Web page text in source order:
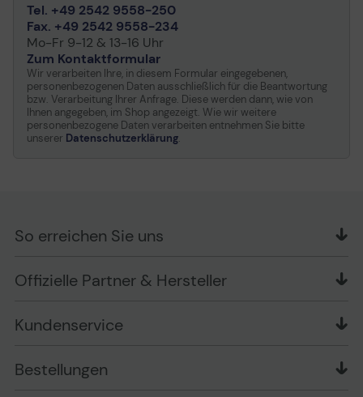
Tel. +49 2542 9558-250
Fax. +49 2542 9558-234
Mo-Fr 9-12 & 13-16 Uhr
Zum Kontaktformular
Wir verarbeiten Ihre, in diesem Formular eingegebenen,
personenbezogenen Daten ausschließlich für die Beantwortung
bzw. Verarbeitung Ihrer Anfrage. Diese werden dann, wie von
Ihnen angegeben, im Shop angezeigt. Wie wir weitere
personenbezogene Daten verarbeiten entnehmen Sie bitte
unserer Datenschutzerklärung.
Offizielle Partner & Hersteller
Kundenservice
Bewertungsrichtlinien
Bestellungen
So erreichen Sie uns
Schlesierring 35
Telefon: +49 (0) 2542 / 9558250
Ansprechpartner bei fehlerhafter Ware und Schäden